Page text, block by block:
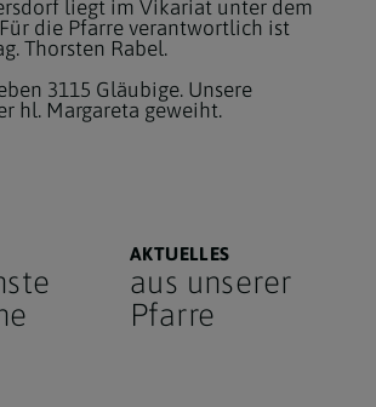
liegt im Vikariat unter dem
die Pfarre verantwortlich ist
Thorsten Rabel.
3115 Gläubige. Unsere
hl. Margareta geweiht.
AKTUELLES
aus unserer
Pfarre